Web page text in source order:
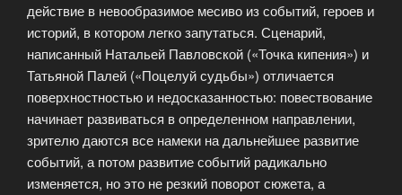
действие в невообразимое месиво из событий, героев и
историй, в котором легко запутаться. Сценарий,
написанный Натальей Павловской («Точка кипения») и
Татьяной Палей («Поцелуй судьбы») отличается
поверхностностью и недосказанностью: повествование
начинает развиваться в определенном направлении,
зрителю даются все намеки на дальнейшее развитие
событий, а потом развитие событий радикально
изменяется, но это не резкий поворот сюжета, а